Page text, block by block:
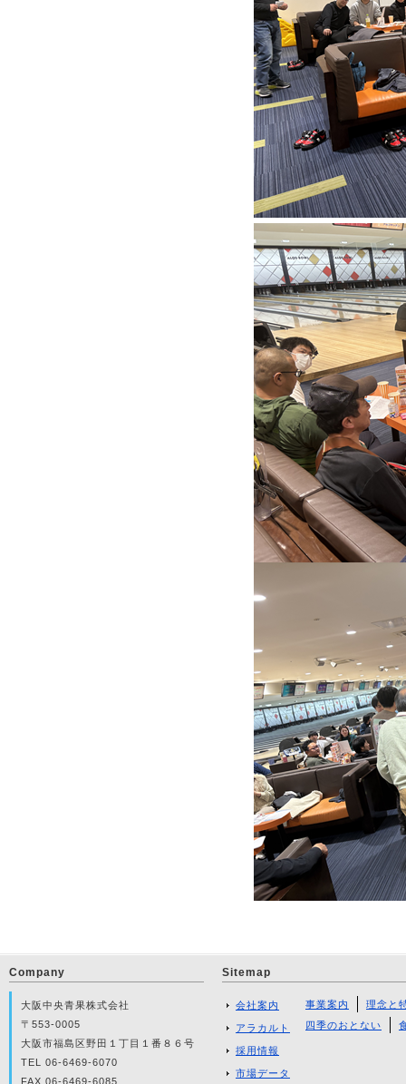
Sitemap
会社案内
アラカルト
採用情報
市場データ
事業案内
理念と
四季のおとない
Company
大阪中央青果株式会社
〒553-0005
大阪市福島区野田１丁目１番８６号
TEL 06-6469-6070
FAX 06-6469-6085